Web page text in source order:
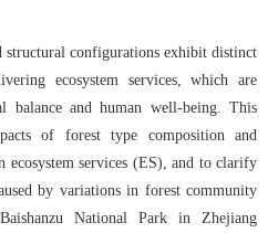
structural configurations exhibit distinct
ecosystem services, which are
balance and human well-being. This
of forest type composition and
ecosystem services (ES), and to clarify
by variations in forest community
National Park in Zhejiang